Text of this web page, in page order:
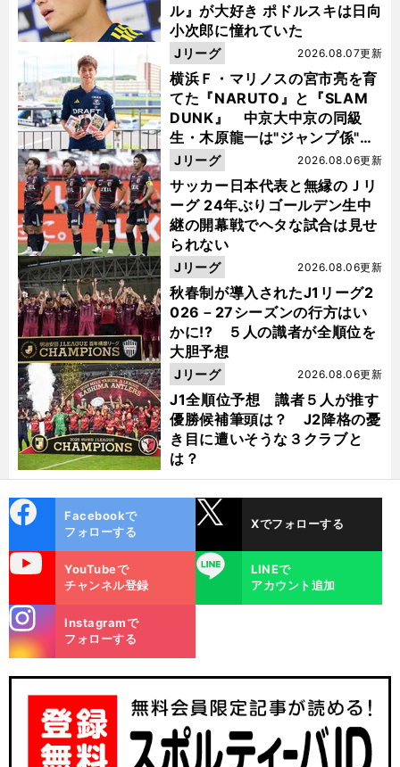
ル』が大好き ポドルスキは日向
小次郎に憧れていた
横浜Ｆ・マリノスの宮市亮を育
てた『NARUTO』と『SLAM
DUNK』 中京大中京の同級
生・木原龍一は"ジャンプ係"だ
った
2026.08.07更新
Jリーグ
サッカー日本代表と無縁のＪリ
ーグ 24年ぶりゴールデン生中
継の開幕戦でヘタな試合は見せ
られない
2026.08.06更新
Jリーグ
秋春制が導入されたJ1リーグ2
026－27シーズンの行方はい
かに!? ５人の識者が全順位を
大胆予想
2026.08.06更新
Jリーグ
J1全順位予想 識者５人が推す
優勝候補筆頭は？ J2降格の憂
き目に遭いそうな３クラブと
は？
2026.08.06更新
Jリーグ
ok
Facebookで
フォローする
Xでフォローする
YouTubeで
チャンネル登録
LINE
LINEで
アカウント追加
m
Instagramで
フォローする